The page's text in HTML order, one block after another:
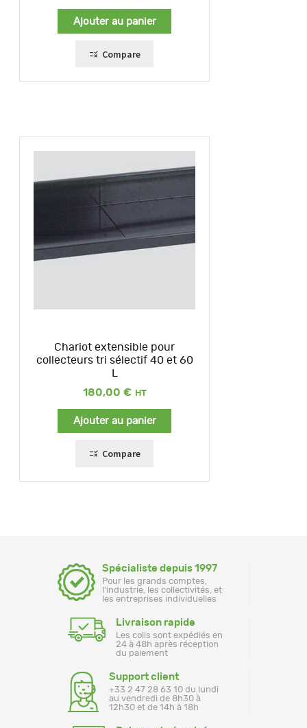
Ajouter au panier
Compare
Chariot extensible pour
collecteurs tri sélectif 40 et 60
180,00 €
Ajouter au panier
Compare
Spécialiste depuis 1997
Pour les grands comptes,
l'industrie, les collectivités, et
les entreprises individuelles
Livraison rapide
Les colis sont expédiés en
24 à 48h après réception
du paiement
Support client
+33 2 47 28 63 10 du lundi
au vendredi de 8h30 à
12h30 et de 14h à 18h